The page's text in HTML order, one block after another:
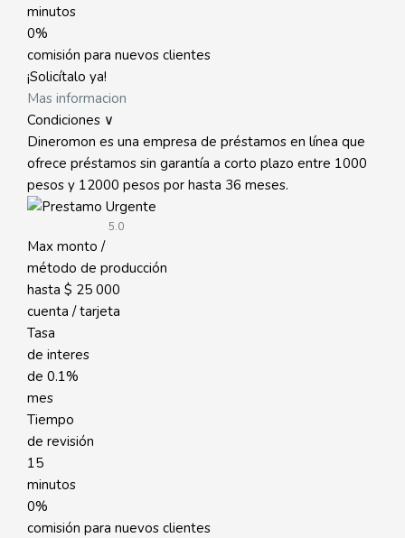
minutos
0%
comisión para nuevos clientes
¡Solicítalo ya!
Mas informacion
Condiciones ∨
Dineromon es una empresa de préstamos en línea que
ofrece préstamos sin garantía a corto plazo entre 1000
pesos y 12000 pesos por hasta 36 meses.
5.0
Max monto /
método de producción
hasta $ 25 000
cuenta / tarjeta
Tasa
de interes
de 0.1%
mes
Tiempo
de revisión
15
minutos
0%
comisión para nuevos clientes